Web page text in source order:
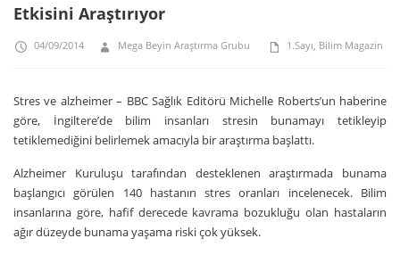
Etkisini Araştırıyor
04/09/2014 Mega Beyin Araştırma Grubu 1.Sayı Bilim Magazin
Stres ve alzheimer – BBC Sağlık Editörü Michelle Roberts’un haberine
göre, İngiltere’de bilim insanları stresin bunamayı tetikleyip
tetiklemediğini belirlemek amacıyla bir araştırma başlattı.
Alzheimer Kuruluşu tarafından desteklenen araştırmada bunama
başlangıcı görülen 140 hastanın stres oranları incelenecek. Bilim
insanlarına göre, hafif derecede kavrama bozukluğu olan hastaların
ağır düzeyde bunama yaşama riski çok yüksek.